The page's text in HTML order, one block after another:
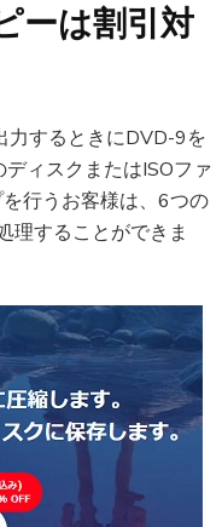
ーは割引 対
力するときにDVD-9を
ィスクまたはISOファ
行うお客様は、6つの
理することができま